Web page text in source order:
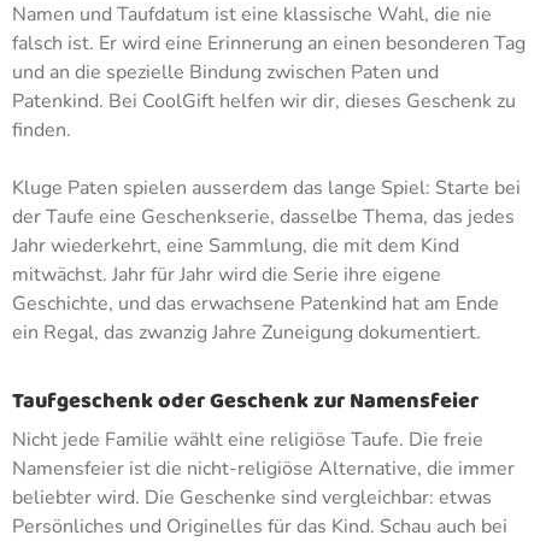
Namen und Taufdatum ist eine klassische Wahl, die nie
falsch ist. Er wird eine Erinnerung an einen besonderen Tag
und an die spezielle Bindung zwischen Paten und
Patenkind. Bei CoolGift helfen wir dir, dieses Geschenk zu
finden.
Kluge Paten spielen ausserdem das lange Spiel: Starte bei
der Taufe eine Geschenkserie, dasselbe Thema, das jedes
Jahr wiederkehrt, eine Sammlung, die mit dem Kind
mitwächst. Jahr für Jahr wird die Serie ihre eigene
Geschichte, und das erwachsene Patenkind hat am Ende
ein Regal, das zwanzig Jahre Zuneigung dokumentiert.
Taufgeschenk oder Geschenk zur Namensfeier
Nicht jede Familie wählt eine religiöse Taufe. Die freie
Namensfeier ist die nicht-religiöse Alternative, die immer
beliebter wird. Die Geschenke sind vergleichbar: etwas
Persönliches und Originelles für das Kind. Schau auch bei